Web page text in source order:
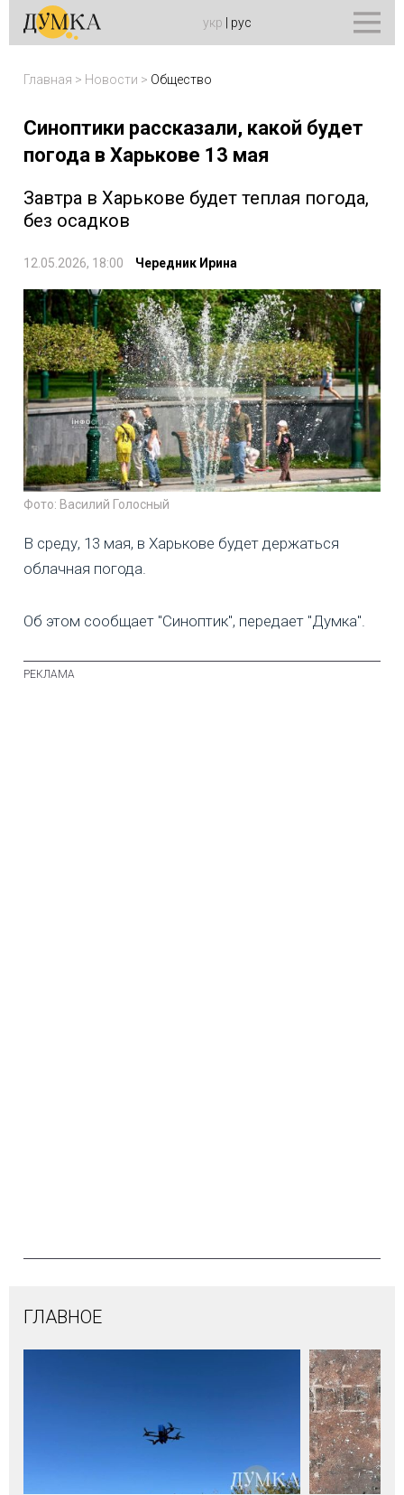
укр рус
Главная > Новости > Общество
Синоптики рассказали, какой будет
погода в Харькове 13 мая
Завтра в Харькове будет теплая погода,
без осадков
12.05.2026, 18:00 Чередник Ирина
Фото: Василий Голосный
В среду, 13 мая, в Харькове будет держаться
облачная погода.
Об этом сообщает "Синоптик", передает "Думка".
ГЛАВНОЕ